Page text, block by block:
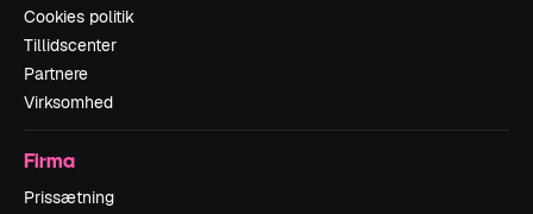
Cookies politik
Tillidscenter
Partnere
Virksomhed
Firma
Prissætning